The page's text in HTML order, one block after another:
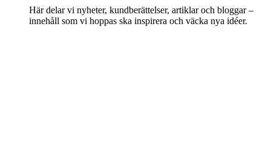
Här delar vi nyheter, kundberättelser, artiklar och bloggar –
innehåll som vi hoppas ska inspirera och väcka nya idéer.